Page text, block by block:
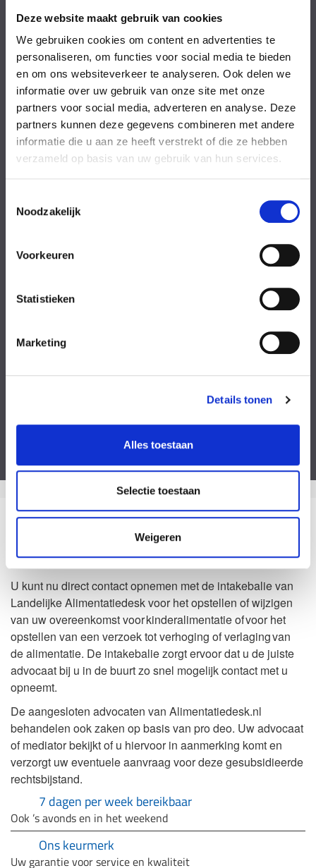
Deze website maakt gebruik van cookies
We gebruiken cookies om content en advertenties te
personaliseren, om functies voor social media te bieden
en om ons websiteverkeer te analyseren. Ook delen we
informatie over uw gebruik van onze site met onze
partners voor social media, adverteren en analyse. Deze
partners kunnen deze gegevens combineren met andere
informatie die u aan ze heeft verstrekt of die ze hebben
verzameld op basis van uw gebruik van hun services.
Noodzakelijk
Voorkeuren
Statistieken
Marketing
Details tonen
Alles toestaan
Selectie toestaan
Weigeren
Zaterdag
Feestdagen
09:00-17:00 uur
Gesloten
Stel uw vraag
Achternaam
Eventuele
opmerkingen
Privacyverklaring
Ik ga akkoord met deprivacy statement&algemene voorwaarden.
algemene voorwaarden
Zo kan het dus ook
Waarom Landelijke Alimentatiedesk?
U kunt nu direct contact opnemen met de intakebalie van
Landelijke Alimentatiedesk voor het opstellen of wijzigen
van uw overeenkomst voor kinderalimentatie of voor het
opstellen van een verzoek tot verhoging of verlaging van
de alimentatie. De intakebalie zorgt ervoor dat u de juiste
advocaat bij u in de buurt zo snel mogelijk contact met u
opneemt.
De aangesloten advocaten van Alimentatiedesk.nl
behandelen ook zaken op basis van pro deo. Uw advocaat
of mediator bekijkt of u hiervoor in aanmerking komt en
verzorgt uw eventuele aanvraag voor deze gesubsidieerde
rechtsbijstand.
7 dagen per week bereikbaar
Ook ’s avonds en in het weekend
Ons keurmerk
Uw garantie voor service en kwaliteit